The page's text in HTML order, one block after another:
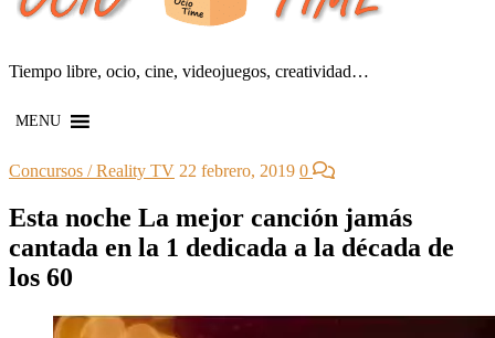
Tiempo libre, ocio, cine, videojuegos, creatividad…
MENU
Concursos / Reality TV 22 febrero, 2019 0
Esta noche La mejor canción jamás
cantada en la 1 dedicada a la década de
los 60